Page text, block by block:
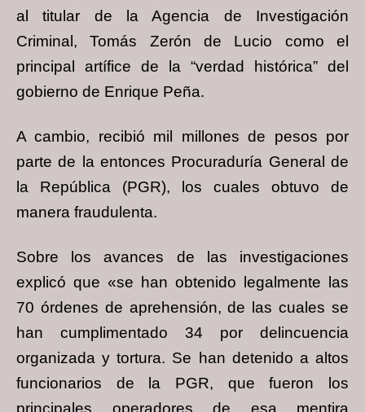
al titular de la Agencia de Investigación
Criminal, Tomás Zerón de Lucio como el
principal artífice de la “verdad histórica” del
gobierno de Enrique Peña.
A cambio, recibió mil millones de pesos por
parte de la entonces Procuraduría General de
la República (PGR), los cuales obtuvo de
manera fraudulenta.
Sobre los avances de las investigaciones
explicó que «se han obtenido legalmente las
70 órdenes de aprehensión, de las cuales se
han cumplimentado 34 por delincuencia
organizada y tortura. Se han detenido a altos
funcionarios de la PGR, que fueron los
principales operadores de esa mentira